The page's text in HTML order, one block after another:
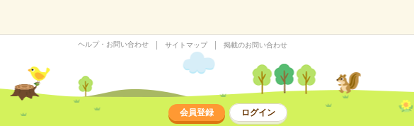
ヘルプ・お問い合わせ サイトマップ 掲載のお問い合わせ
会員登録 ログイン